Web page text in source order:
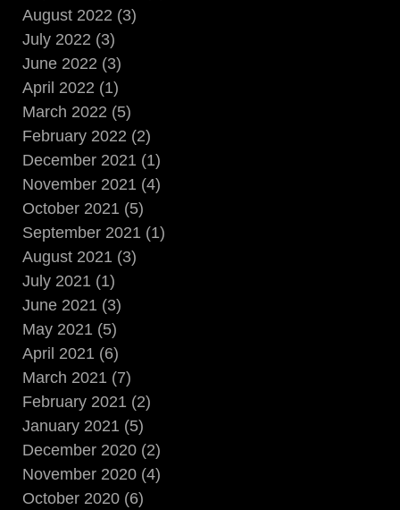
August 2022 (3)
July 2022 (3)
June 2022 (3)
April 2022 (1)
March 2022 (5)
February 2022 (2)
December 2021 (1)
November 2021 (4)
October 2021 (5)
September 2021 (1)
August 2021 (3)
July 2021 (1)
June 2021 (3)
May 2021 (5)
April 2021 (6)
March 2021 (7)
February 2021 (2)
January 2021 (5)
December 2020 (2)
November 2020 (4)
October 2020 (6)